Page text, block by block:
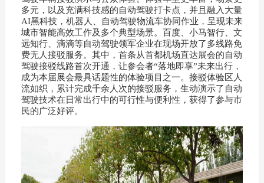
多元，以及充满科技感的自动驾驶打卡点，并且融入大量
AI黑科技，机器人、自动驾驶物流车协同作业，呈现未来
城市智能高效工作及多个典型场景。百度、小马智行、文
远知行、滴滴等自动驾驶领军企业在现场开放了多线路免
费无人接驳服务。其中，首条从首都机场直达展会的自动
驾驶接驳线路首次开通，让参会者“落地即享”未来出行，
成为本届展会最具话题性的体验项目之一。接驳体验区人
流如织，累计完成千余人次的接驳服务，生动演示了自动
驾驶技术在日常出行中的可行性与便利性，获得了参与市
民的广泛好评。